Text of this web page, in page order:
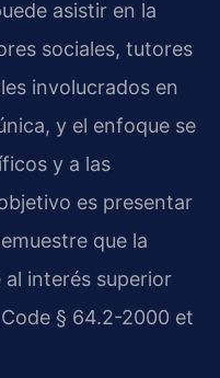
asistir en la
sociales, tutores
involucrados en
y el enfoque se
y a las
es presentar
que la
interés superior
§ 64.2-2000 et